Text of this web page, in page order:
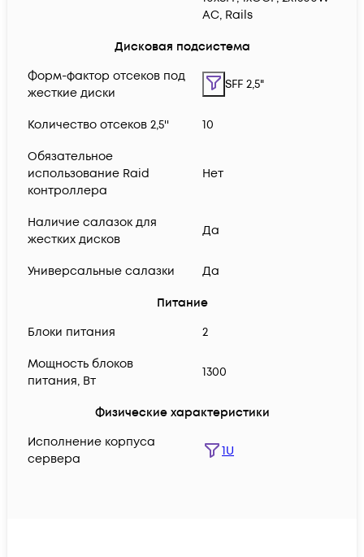
AC, Rails
Дисковая подсистема
Форм-фактор отсеков под
жесткие диски
SFF 2,5"
Количество отсеков 2,5'' 10
Обязательное
использование Raid
контроллера
Нет
Наличие салазок для
жестких дисков
Да
Универсальные салазки Да
Питание
Блоки питания
2
Мощность блоков
питания, Вт
1300
Физические характеристики
Исполнение корпуса
сервера
1U